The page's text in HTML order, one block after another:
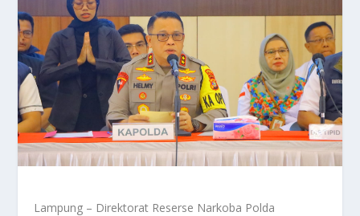
Lampung – Direktorat Reserse Narkoba Polda